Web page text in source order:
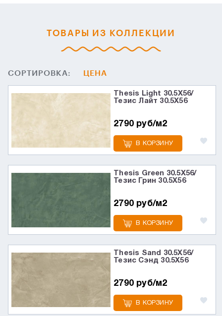
ТОВАРЫ ИЗ КОЛЛЕКЦИИ
СОРТИРОВКА: ЦЕНА
Thesis Light 30.5X56/
Тезис Лайт 30.5X56
2790 руб/м2
В КОРЗИНУ
Thesis Green 30.5X56/
Тезис Грин 30.5X56
2790 руб/м2
В КОРЗИНУ
Thesis Sand 30.5X56/
Тезис Сэнд 30.5X56
2790 руб/м2
В КОРЗИНУ